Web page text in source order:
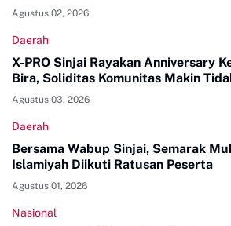
Agustus 02, 2026
Daerah
X-PRO Sinjai Rayakan Anniversary
Bira, Soliditas Komunitas Makin
Agustus 03, 2026
Daerah
Bersama Wabup Sinjai, Semarak
Islamiyah Diikuti Ratusan Peserta
Agustus 01, 2026
Nasional